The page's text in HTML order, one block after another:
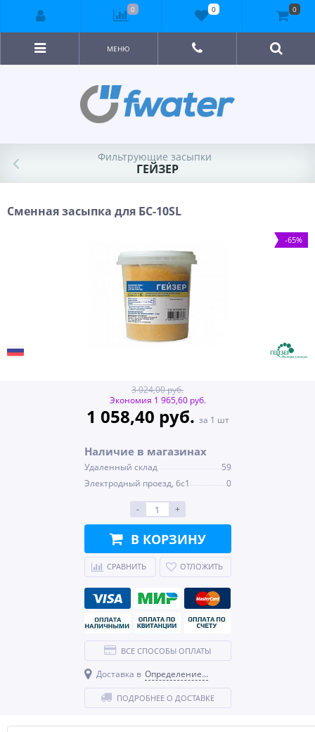
МЕНЮ
Фильтрующие засыпки
ГЕЙЗЕР
Сменная засыпка для БС-10SL
-65%
3 024,00 руб.
Экономия 1 965,60 руб.
1 058,40 руб. за 1 шт
Наличие в магазинах
Удаленный склад
59
Электродный проезд, 6с1
0
- +
В КОРЗИНУ
СРАВНИТЬ ОТЛОЖИТЬ
ВСЕ СПОСОБЫ ОПЛАТЫ
Доставка в Определение...
ПОДРОБНЕЕ О ДОСТАВКЕ
0 0 0